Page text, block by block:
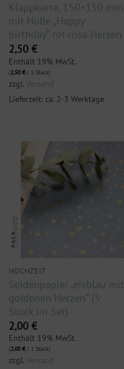
Klappkarte, 150×150 mm
mit Hülle „Happy
birthday“ rot-rosa Herzen
2,50 €
Enthält 19% MwSt.
(2,50€/ 1 Stück)
zzgl. Versand
Lieferzeit: ca. 2-3 Werktage
HOCHZEIT
Seidenpapier „eisblau mit
goldenen Herzen“ (5
Stück im Set)
2,00 €
Enthält 19% MwSt.
(2,00€/ 1 Stück)
zzgl. Versand